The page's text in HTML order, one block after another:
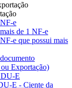
e
de 1 NF-e
e que possui mais
Exportação)
DU-E
E - Ciente da